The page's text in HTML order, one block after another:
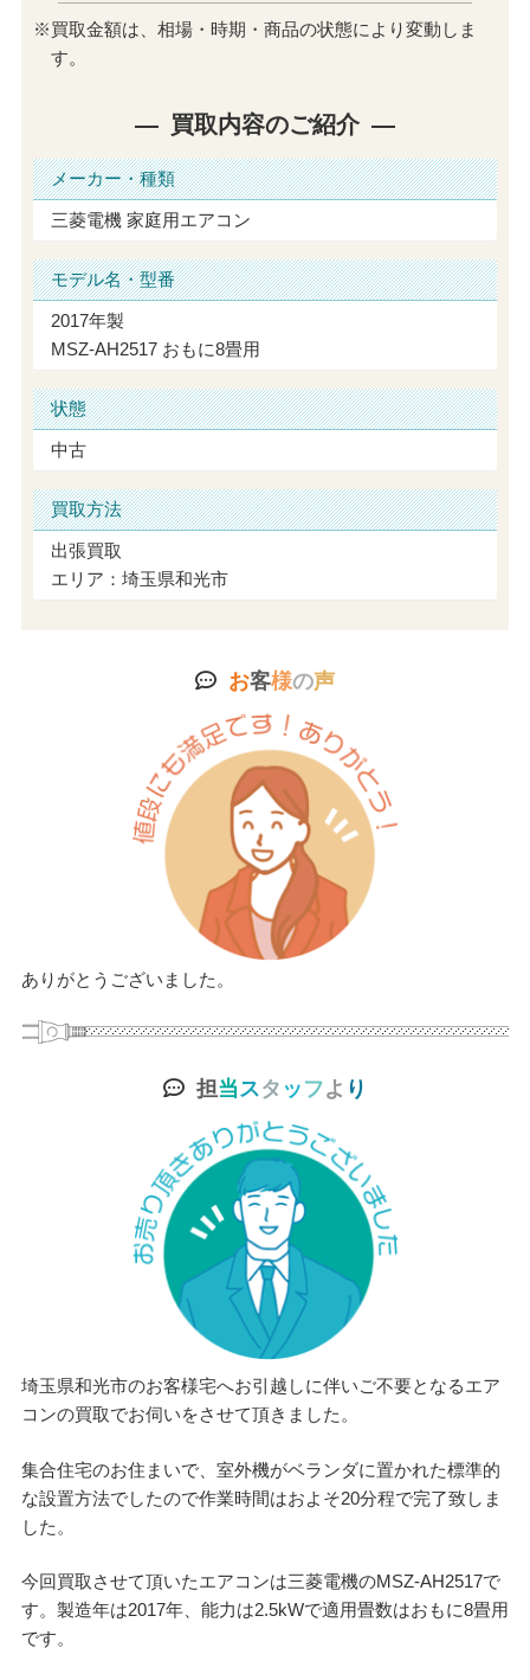
※買取金額は、相場・時期・商品の状態により変動しま
す。
買取内容のご紹介
メーカー・種類
三菱電機 家庭用エアコン
モデル名・型番
2017年製
MSZ-AH2517 おもに8畳用
状態
中古
買取方法
出張買取
エリア：埼玉県和光市
お客様の声
ありがとうございました。
担当スタ ッ フよ り
埼玉県和光市のお客様宅へお引越しに伴いご不要となるエア
コンの買取でお伺いをさせて頂きました。
集合住宅のお住まいで、室外機がベランダに置かれた標準的
な設置方法でしたので作業時間はおよそ20分程で完了致しま
した。
今回買取させて頂いたエアコンは三菱電機のMSZ-AH2517で
す。製造年は2017年、能力は2.5kWで適用畳数はおもに8畳用
です。